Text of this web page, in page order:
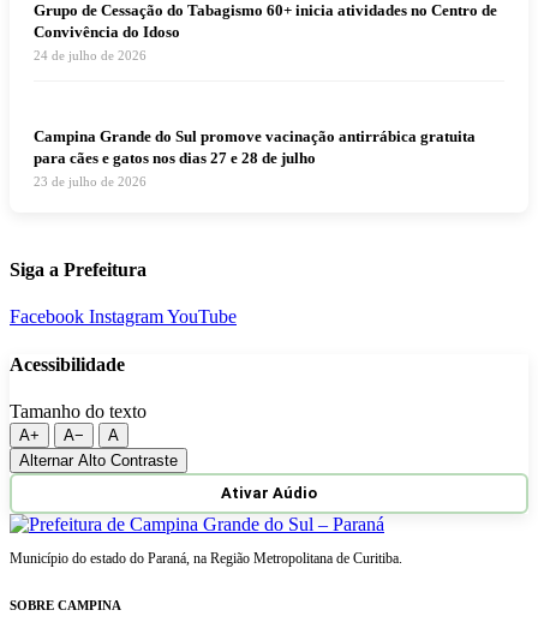
Grupo de Cessação do Tabagismo 60+ inicia atividades no Centro de
Convivência do Idoso
24 de julho de 2026
Campina Grande do Sul promove vacinação antirrábica gratuita
para cães e gatos nos dias 27 e 28 de julho
23 de julho de 2026
Siga a Prefeitura
Facebook InstagramYouTube
Acessibilidade
Tamanho do texto
A+ A−
A
Alternar Alto Contraste
Ativar Aúdio
Município do estado do Paraná, na Região Metropolitana de Curitiba.
SOBRE CAMPINA